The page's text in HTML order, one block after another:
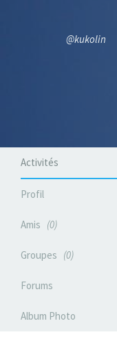
@kukolin
Activités
Profil
Amis 0
Groupes 0
Forums
Album Photo